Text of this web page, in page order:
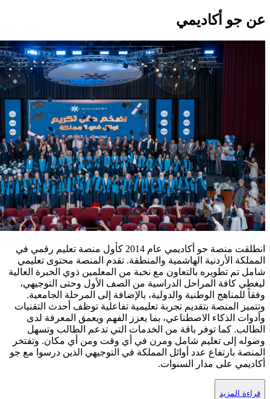
عن جو أكاديمي
انطلقت منصة جو أكاديمي عام 2014 كأول منصة تعليم رقمي في
المملكة الأردنية الهاشمية والمنطقة. تقدم المنصة محتوى تعليمي
شامل تم تطويره بالتعاون مع نخبة من المعلمين ذوي الخبرة العالية
ليغطي كافة المراحل الدراسية من الصف الأول وحتى التوجيهي،
وفقاً للمناهج الوطنية والدولية، بالإضافة إلى المرحلة الجامعية.
وتتميز المنصة بتقديم تجربة تعليمية تفاعلية توظف أحدث التقنيات
وأدوات الذكاء الاصطناعي، بما يعزز الفهم ويعمق المعرفة لدى
الطالب. كما توفر باقة من الخدمات التي تدعم الطالب وتسهل
وصوله إلى تعليم شامل ومرن في أي وقت ومن أي مكان. وتفتخر
المنصة بارتفاع عدد أوائل المملكة في التوجيهي الذين درسوا مع جو
أكاديمي على مدار السنوات.
قراءة المزيد